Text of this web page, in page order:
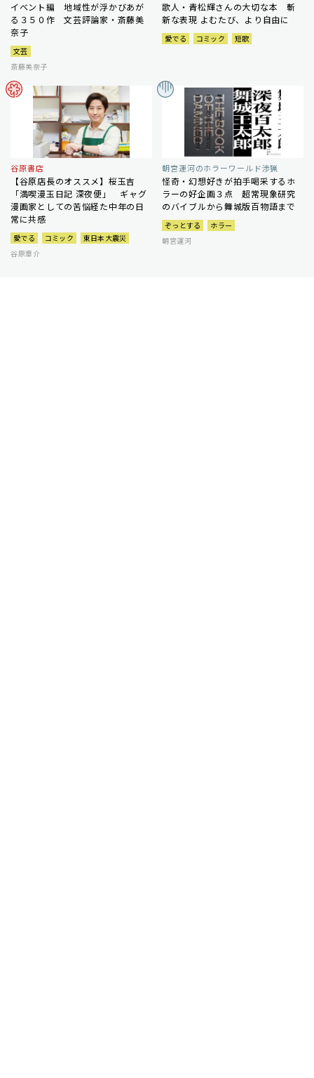
イベント編 地域性が浮かびあが
る３５０作 文芸評論家・斎藤美
奈子
文芸
斎藤美奈子
歌人・青松輝さんの大切な本 斬
新な表現 よむたび、より自由に
愛でる コミック 短歌
谷原書店
【谷原店長のオススメ】桜玉吉
「満喫漫玉日記 深夜便」 ギャグ
漫画家としての苦悩経た中年の日
常に共感
愛でる コミック
東日本大震災
谷原章介
朝宮運河のホラーワールド渉猟
怪奇・幻想好きが拍手喝采するホ
ラーの好企画３点 超常現象研究
のバイブルから舞城版百物語まで
ぞっとする
ホラー
朝宮運河